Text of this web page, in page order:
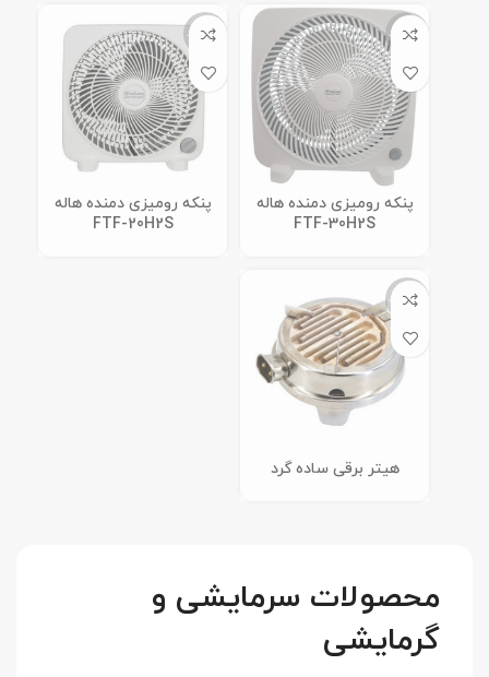
ناموجود
پنکه رومیزی دمنده هاله
FTF-30H2S
ناموجود
پنکه رومیزی دمنده هاله
FTF-20H2S
ناموجود
هیتر برقی ساده گرد
محصولات سرمایشی و
گرمایشی